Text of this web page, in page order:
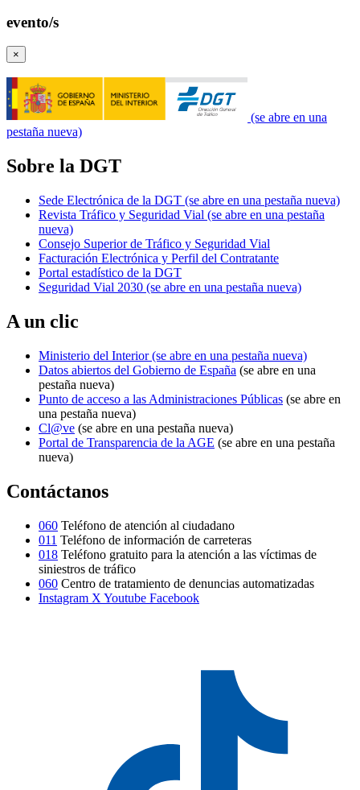
evento/s
×
(se abre en una
pestaña nueva)
Sobre la DGT
Sede Electrónica de la DGT (se abre en una pestaña nueva)
Revista Tráfico y Seguridad Vial (se abre en una pestaña
nueva)
Consejo Superior de Tráfico y Seguridad Vial
Facturación Electrónica y Perfil del Contratante
Portal estadístico de la DGT
Seguridad Vial 2030 (se abre en una pestaña nueva)
A un clic
Ministerio del Interior(se abre en una pestaña nueva)
Datos abiertos del Gobierno de España (se abre en una
pestaña nueva)
Punto de acceso a las Administraciones Públicas (se abre en
una pestaña nueva)
Cl@ve (se abre en una pestaña nueva)
Portal de Transparencia de la AGE (se abre en una pestaña
nueva)
Contáctanos
060 Teléfono de atención al ciudadano
011 Teléfono de información de carreteras
018 Teléfono gratuito para la atención a las víctimas de
siniestros de tráfico
060 Centro de tratamiento de denuncias automatizadas
Instagram X Youtube Facebook